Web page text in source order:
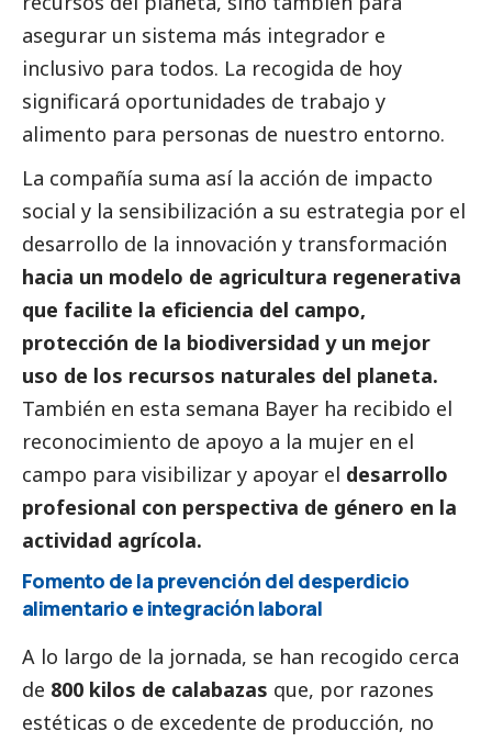
asegurar un sistema más integrador e
inclusivo para todos. La recogida de hoy
significará oportunidades de trabajo y
alimento para personas de nuestro entorno.
La compañía suma así la acción de impacto
social y la sensibilización a su estrategia por el
desarrollo de la innovación y transformación
hacia un modelo de agricultura regenerativa
que facilite la eficiencia del campo,
protección de la biodiversidad y un mejor
uso de los recursos naturales del planeta.
También en esta semana Bayer ha recibido el
reconocimiento de apoyo a la mujer en el
campo para visibilizar y apoyar el desarrollo
profesional con perspectiva de género en la
actividad agrícola.
Fomento de la prevención del desperdicio
alimentario e integración laboral
A lo largo de la jornada, se han recogido cerca
de 800 kilos de calabazas que, por razones
estéticas o de excedente de producción, no